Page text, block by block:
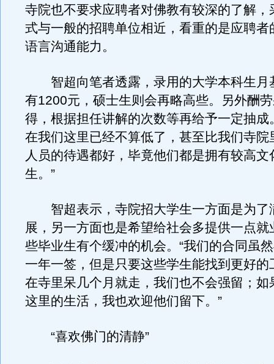
寺院也不要求应聘者对佛教有较深的了解，
式与一般的招聘单位相近，看重的是应聘者
语言沟通能力。
智超向笔者透露，录用的大学本科生月
有1200元，硕士生则会再略高些。另外酬
得，根据担任讲解的次数等再给予一定抽成
在我们这里已经不算低了，甚至比我们寺院
人员的待遇都好，毕竟他们都是拥有较高文
生。”
智超表示，寺院招大学生一方面是为了
展，另一方面也是希望给社会多提供一点就
些毕业生有个缓冲的机会。“我们的合同虽
一年一签，但是只要这些学生能找到更好的
在寺里呆几个月就走，我们也不会强留；如
这里的生活，我也欢迎他们留下。”
“喜欢佛门的清静”